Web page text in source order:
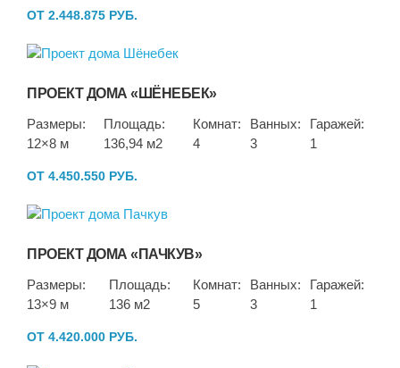
ОТ 2.448.875 РУБ.
ПРОЕКТ ДОМА «ШЁНЕБЕК»
Размеры:
12×8 м
Площадь:
136,94 м2
Комнат:
4
Ванных:
3
Гаражей:
1
ОТ 4.450.550 РУБ.
ПРОЕКТ ДОМА «ПАЧКУВ»
Размеры:
13×9 м
Площадь:
136 м2
Комнат:
5
Ванных:
3
Гаражей:
1
ОТ 4.420.000 РУБ.